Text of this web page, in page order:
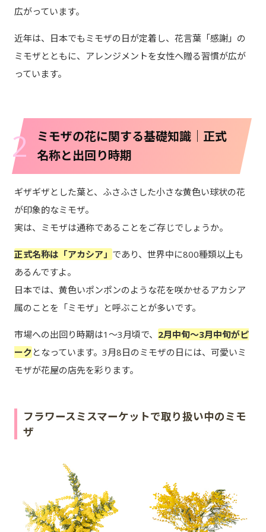
広がっています。
近年は、日本でもミモザの日が定着し、花言葉「感謝」の
ミモザとともに、アレンジメントを女性へ贈る習慣が広が
っています。
2
ミモザの花に関する基礎知識｜正式
名称と出回り時期
ギザギザとした葉と、ふさふさした小さな黄色い球状の花
が印象的なミモザ。
実は、ミモザは通称であることをご存じでしょうか。
正式名称は「アカシア」 であり、世界中に800種類以上も
あるんですよ。
日本では、黄色いポンポンのような花を咲かせるアカシア
属のことを「ミモザ」と呼ぶことが多いです。
市場への出回り時期は1～3月頃で、 2月中旬～3月中旬がピ
ーク となっています。3月8日のミモザの日には、可愛いミ
モザが花屋の店先を彩ります。
フラワースミスマーケットで取り扱い中のミモ
ザ